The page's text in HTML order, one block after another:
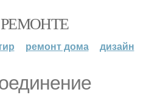
ремонт дома дизайн